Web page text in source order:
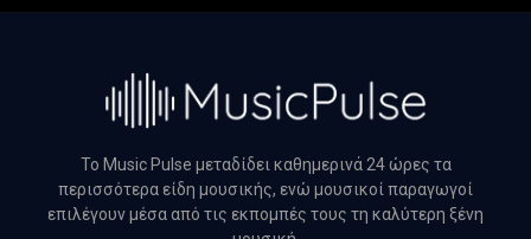
Το Music Pulse μεταδίδει καθημερινά 24 ώρες τα
περισσότερα είδη μουσικής, ενώ μουσικοί παραγωγοί
επιλέγουν μέσα από τις εκπομπές τους τη καλύτερη ξένη